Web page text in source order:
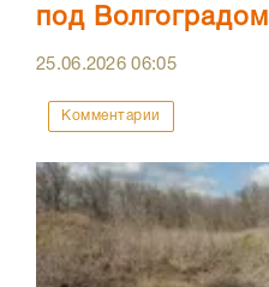
под Волгоградом
25.06.202606:05
Комментарии